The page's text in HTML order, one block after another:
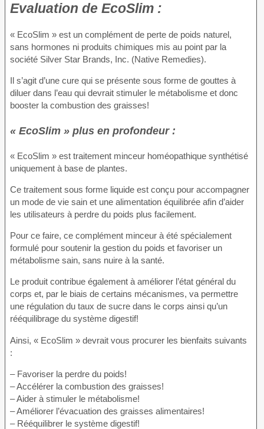
Evaluation de EcoSlim :
« EcoSlim » est un complément de perte de poids naturel,
sans hormones ni produits chimiques mis au point par la
société Silver Star Brands, Inc. (Native Remedies).
Il s’agit d’une cure qui se présente sous forme de gouttes à
diluer dans l’eau qui devrait stimuler le métabolisme et donc
booster la combustion des graisses!
« EcoSlim » plus en profondeur :
« EcoSlim » est traitement minceur homéopathique synthétisé
uniquement à base de plantes.
Ce traitement sous forme liquide est conçu pour accompagner
un mode de vie sain et une alimentation équilibrée afin d’aider
les utilisateurs à perdre du poids plus facilement.
Pour ce faire, ce complément minceur à été spécialement
formulé pour soutenir la gestion du poids et favoriser un
métabolisme sain, sans nuire à la santé.
Le produit contribue également à améliorer l’état général du
corps et, par le biais de certains mécanismes, va permettre
une régulation du taux de sucre dans le corps ainsi qu’un
rééquilibrage du système digestif!
Ainsi, « EcoSlim » devrait vous procurer les bienfaits suivants
:
– Favoriser la perdre du poids!
– Accélérer la combustion des graisses!
– Aider à stimuler le métabolisme!
– Améliorer l’évacuation des graisses alimentaires!
– Rééquilibrer le système digestif!